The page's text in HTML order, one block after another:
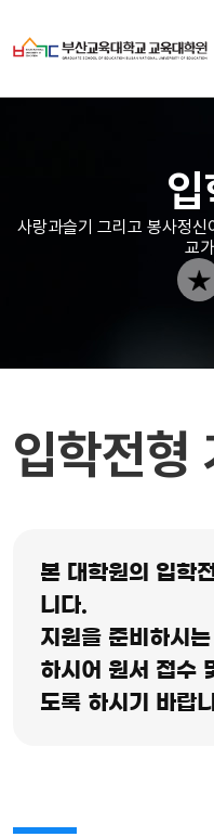
입
사랑과슬기 그리고 봉사정
교
입학전형
본 대학원의 입학
니다.
지원을 준비하시
하시어 원서 접수
도록 하시기 바랍